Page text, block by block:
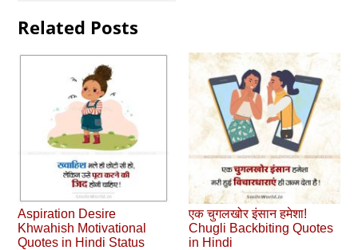
Related Posts
Aspiration Desire
Khwahish Motivational
Quotes in Hindi Status
एक चुगलखोर इंसान हमेशा!
Chugli Backbiting Quotes
in Hindi